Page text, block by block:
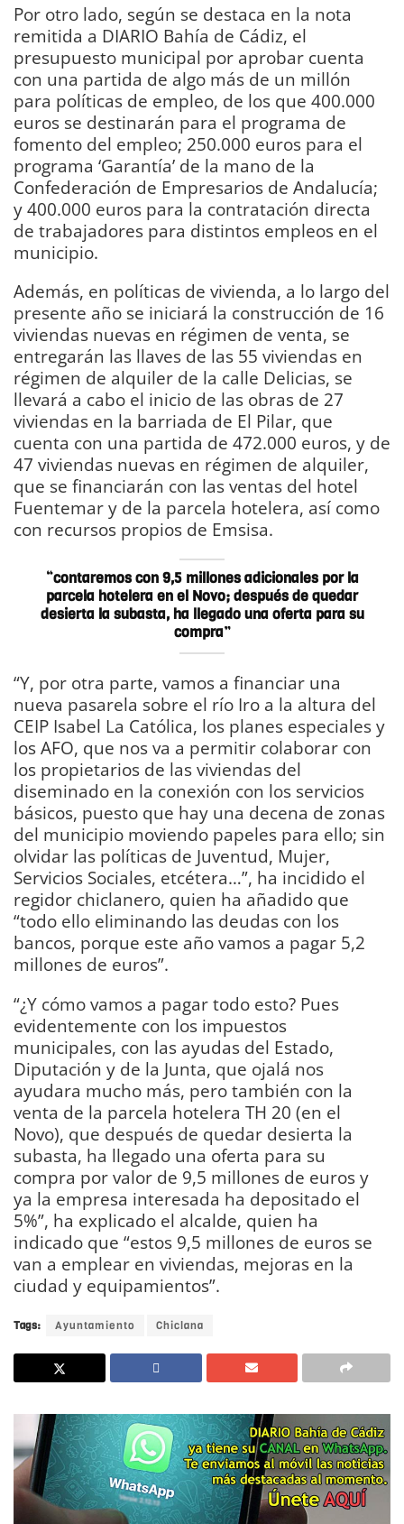
Por otro lado, según se destaca en la nota
remitida a DIARIO Bahía de Cádiz, el
presupuesto municipal por aprobar cuenta
con una partida de algo más de un millón
para políticas de empleo, de los que 400.000
euros se destinarán para el programa de
fomento del empleo; 250.000 euros para el
programa ‘Garantía’ de la mano de la
Confederación de Empresarios de Andalucía;
y 400.000 euros para la contratación directa
de trabajadores para distintos empleos en el
municipio.
Además, en políticas de vivienda, a lo largo del
presente año se iniciará la construcción de 16
viviendas nuevas en régimen de venta, se
entregarán las llaves de las 55 viviendas en
régimen de alquiler de la calle Delicias, se
llevará a cabo el inicio de las obras de 27
viviendas en la barriada de El Pilar, que
cuenta con una partida de 472.000 euros, y de
47 viviendas nuevas en régimen de alquiler,
que se financiarán con las ventas del hotel
Fuentemar y de la parcela hotelera, así como
con recursos propios de Emsisa.
“contaremos con 9,5 millones adicionales por la
parcela hotelera en el Novo; después de quedar
desierta la subasta, ha llegado una oferta para su
compra”
“Y, por otra parte, vamos a financiar una
nueva pasarela sobre el río Iro a la altura del
CEIP Isabel La Católica, los planes especiales y
los AFO, que nos va a permitir colaborar con
los propietarios de las viviendas del
diseminado en la conexión con los servicios
básicos, puesto que hay una decena de zonas
del municipio moviendo papeles para ello; sin
olvidar las políticas de Juventud, Mujer,
Servicios Sociales, etcétera…”, ha incidido el
regidor chiclanero, quien ha añadido que
“todo ello eliminando las deudas con los
bancos, porque este año vamos a pagar 5,2
millones de euros”.
“¿Y cómo vamos a pagar todo esto? Pues
evidentemente con los impuestos
municipales, con las ayudas del Estado,
Diputación y de la Junta, que ojalá nos
ayudara mucho más, pero también con la
venta de la parcela hotelera TH 20 (en el
Novo), que después de quedar desierta la
subasta, ha llegado una oferta para su
compra por valor de 9,5 millones de euros y
ya la empresa interesada ha depositado el
5%”, ha explicado el alcalde, quien ha
indicado que “estos 9,5 millones de euros se
van a emplear en viviendas, mejoras en la
ciudad y equipamientos”.
Tags: Ayuntamiento Chiclana